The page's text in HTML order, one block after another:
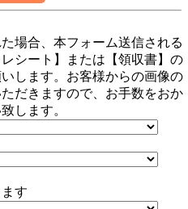
場合、本フォーム送信される
シート】または【領収書】の
します。お客様からの画像の
だきますので、お手数をおか
します。
す